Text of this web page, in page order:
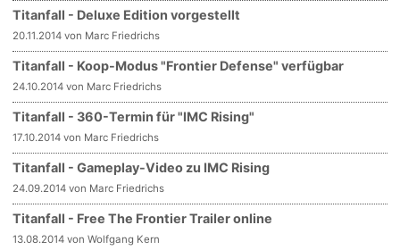
Titanfall - Deluxe Edition vorgestellt
20.11.2014 von Marc Friedrichs
Titanfall - Koop-Modus "Frontier Defense" verfügbar
24.10.2014 von Marc Friedrichs
Titanfall - 360-Termin für "IMC Rising"
17.10.2014 von Marc Friedrichs
Titanfall - Gameplay-Video zu IMC Rising
24.09.2014 von Marc Friedrichs
Titanfall - Free The Frontier Trailer online
13.08.2014 von Wolfgang Kern